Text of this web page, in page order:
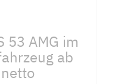
53 AMG im
ab